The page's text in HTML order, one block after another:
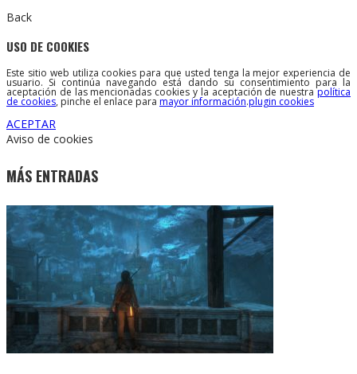
Back
USO DE COOKIES
Este sitio web utiliza cookies para que usted tenga la mejor experiencia de
usuario. Si continúa navegando está dando su consentimiento para la
aceptación de las mencionadas cookies y la aceptación de nuestrapolítica
de cookies, pinche el enlace para mayor información.plugin cookies
ACEPTAR
Aviso de cookies
MÁS ENTRADAS